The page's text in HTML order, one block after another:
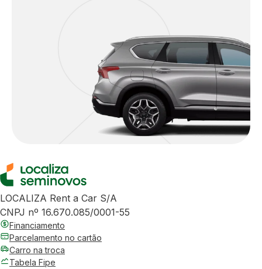
LOCALIZA Rent a Car S/A
CNPJ nº 16.670.085/0001-55
Financiamento
Parcelamento no cartão
Carro na troca
Tabela Fipe